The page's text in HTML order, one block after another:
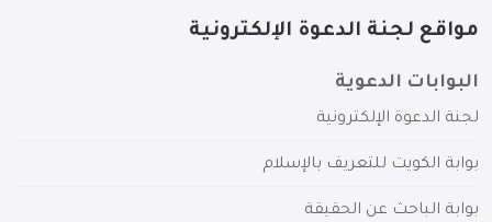
مواقع لجنة الدعوة الإلكترونية
البوابات الدعوية
لجنة الدعوة الإلكترونية
بوابة الكويت للتعريف بالإسلام
بوابة الباحث عن الحقيقة